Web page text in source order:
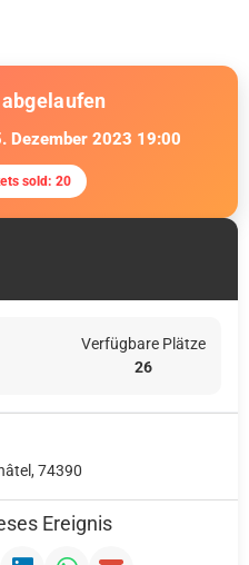
Dezember 2023 19:00
sold: 20
Verfügbare Plätze
26
74390
Ereignis